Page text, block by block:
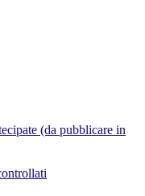
(da pubblicare in